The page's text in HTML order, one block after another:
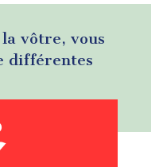
vôtre, vous
différentes